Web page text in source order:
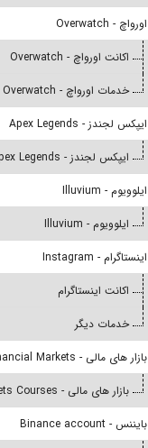
اورواچ - Overwatch
اکانت اورواچ - Overwatch
خدمات اورواچ - Overwatch
ایپکس لجندز - Apex Legends
ایپکس لجندز - Apex Legends
ایلوویوم - Illuvium
ایلوویوم - Illuvium
اینستاگرام - Instagram
اکانت اینستاگرام
خدمات دیگر
بازار های مالی - Financial Markets
بایننس - Binance account